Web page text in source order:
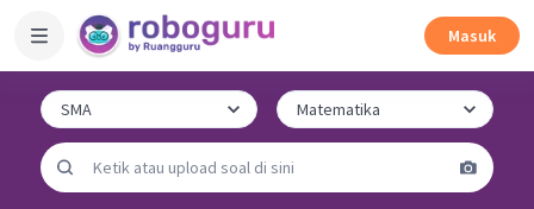
Masuk